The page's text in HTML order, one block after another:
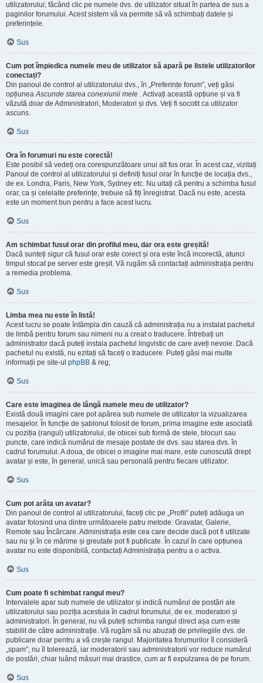
utilizatorului; făcând clic pe numele dvs. de utilizator situat în partea de sus a
paginilor forumului. Acest sistem vă va permite să vă schimbați datele și
preferințele.
Sus
Cum pot împiedica numele meu de utilizator să apară pe listele utilizatorilor
conectați?
Din panoul de control al utilizatorului dvs., în „Preferințe forum”, veți găsi
opțiuneaAscunde starea conexiunii mele . Activați această opțiune și va fi
văzută doar de Administratori, Moderatori și dvs. Veți fi socotit ca utilizator
ascuns.
Sus
Ora în forumuri nu este corectă!
Este posibil să vedeți ora corespunzătoare unui alt fus orar. În acest caz, vizitați
Panoul de control al utilizatorului și definiți fusul orar în funcție de locația dvs.,
de ex. Londra, Paris, New York, Sydney etc. Nu uitați că pentru a schimba fusul
orar, ca și celelalte preferințe, trebuie să fiți înregistrat. Dacă nu este, acesta
este un moment bun pentru a face acest lucru.
Sus
Am schimbat fusul orar din profilul meu, dar ora este greșită!
Dacă sunteți sigur că fusul orar este corect și ora este încă incorectă, atunci
timpul stocat pe server este greșit. Vă rugăm să contactați administrația pentru
a remedia problema.
Sus
Limba mea nu este în listă!
Acest lucru se poate întâmpla din cauză că administrația nu a instalat pachetul
de limbă pentru forum sau nimeni nu a creat o traducere. Întrebați un
administrator dacă puteți instala pachetul lingvistic de care aveți nevoie. Dacă
pachetul nu există, nu ezitați să faceți o traducere. Puteți găsi mai multe
informații pe site-ul phpBB & reg;
Sus
Care este imaginea de lângă numele meu de utilizator?
Există două imagini care pot apărea sub numele de utilizator la vizualizarea
mesajelor. În funcție de șablonul folosit de forum, prima imagine este asociată
cu poziția (rangul) utilizatorului, de obicei sub formă de stele, blocuri sau
puncte, care indică numărul de mesaje postate de dvs. sau starea dvs. în
cadrul forumului. A doua, de obicei o imagine mai mare, este cunoscută drept
avatar și este, în general, unică sau personală pentru fiecare utilizator.
Sus
Cum pot arăta un avatar?
Din panoul de control al utilizatorului, faceți clic pe „Profil” puteți adăuga un
avatar folosind una dintre următoarele patru metode: Gravatar, Galerie,
Remote sau Încărcare. Administrația este cea care decide dacă pot fi utilizate
sau nu și în ce mărime și greutate pot fi publicate. În cazul în care opțiunea
avatar nu este disponibilă, contactați Administrația pentru a o activa.
Sus
Cum poate fi schimbat rangul meu?
Intervalele apar sub numele de utilizator și indică numărul de postări ale
utilizatorului sau poziția acestuia în cadrul forumului, de ex. moderatori și
administratori. În general, nu vă puteți schimba rangul direct așa cum este
stabilit de către administrație. Vă rugăm să nu abuzați de privilegiile dvs. de
publicare doar pentru a vă crește rangul. Majoritatea forumurilor îl consideră
„spam”, nu îl tolerează, iar moderatorii sau administratorii vor reduce numărul
de postări, chiar luând măsuri mai drastice, cum ar fi expulzarea de pe forum.
Sus